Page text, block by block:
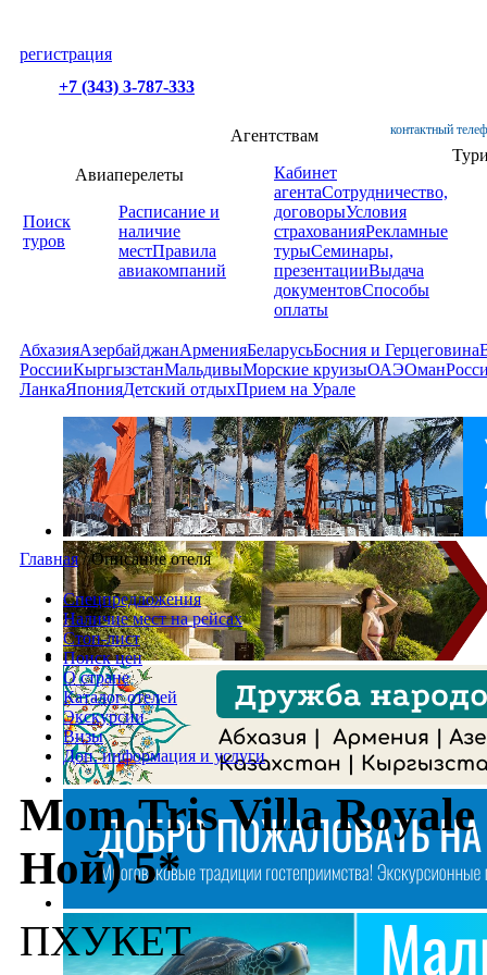
регистрация
+7 (343) 3-787-333
контактный
Поиск
туров
Авиаперелеты
Расписание и
наличие
местПравила
авиакомпаний
Агентствам
Кабинет
агентаСотрудничество,
договорыУсловия
страхованияРекламные
турыСеминары,
презентацииВыдача
документовСпособы
оплаты
АбхазияАзербайджанАрменияБеларусьБосния и Герцеговина
РоссииКыргызстанМальдивыМорские круизыОАЭОман
ЛанкаЯпонияДетский отдыхПрием на Урале
Главная /Описание отеля
Спецпредложения
Наличие мест на рейсах
Стоп-лист
Поиск цен
О стране
Каталог отелей
Экскурсии
Визы
Доп. информация и услуги
Mom Tris Villa
Ной) 5*
ПХУКЕТ